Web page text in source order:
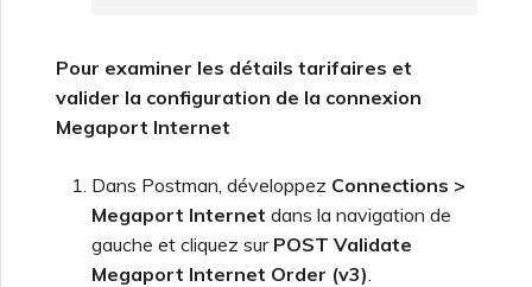
Pour examiner les détails tarifaires et
valider la configuration de la connexion
Megaport Internet
Dans Postman, développez Connections >
Megaport Internet dans la navigation de
gauche et cliquez sur POST Validate
Megaport Internet Order (v3)